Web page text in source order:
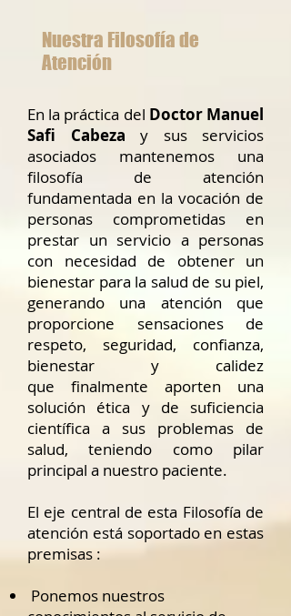
Nuestra Filosofía de
Atención
En la práctica del Doctor Manuel
Safi Cabeza y sus servicios
asociados mantenemos una
filosofía de atención
fundamentada en la vocación de
personas comprometidas en
prestar un servicio a personas
con necesidad de obtener un
bienestar para la salud de su piel,
generando una atención que
proporcione sensaciones de
respeto, seguridad, confianza,
bienestar y calidez
que finalmente aporten una
solución ética y de suficiencia
científica a sus problemas de
salud, teniendo como pilar
principal a nuestro paciente.
El eje central de esta Filosofía de
atención está soportado en estas
premisas :
Ponemos nuestros